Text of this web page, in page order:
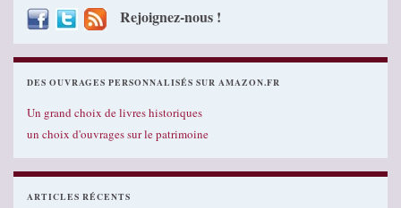
Rejoignez-nous !
DES OUVRAGES PERSONNALISÉS SUR AMAZON.FR
Un grand choix de livres historiques
un choix d'ouvrages sur le patrimoine
ARTICLES RÉCENTS